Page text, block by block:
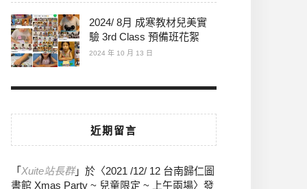
2024/ 8月 成寒教材兒美實
驗 3rd Class 預備班花絮
2024 年 10 月 13 日
近期留言
「 Xuite站長群」於〈2021 /12/ 12 台南歸仁圖
書館 Xmas Party ~ 兒童限定 ~ 上午兩場〉發